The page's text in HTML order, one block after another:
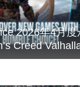
2026年4月度
Creed